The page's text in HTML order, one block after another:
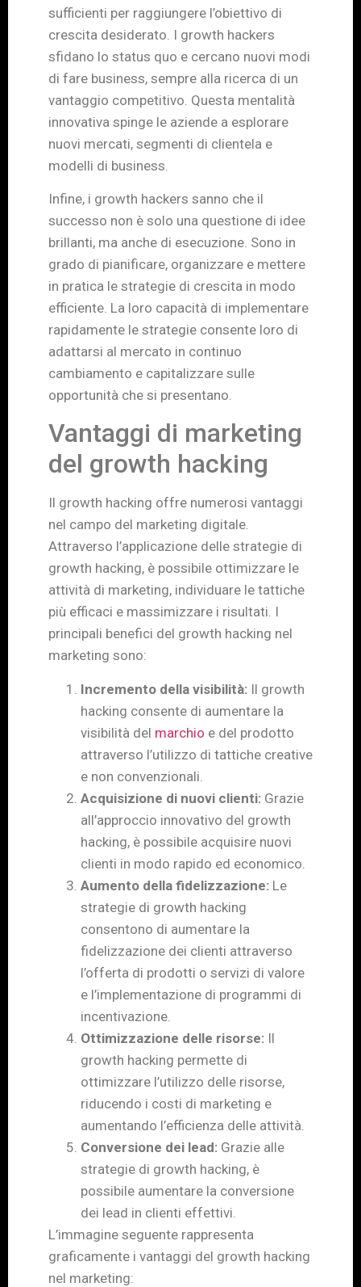
sufficienti per raggiungere l’obiettivo di
crescita desiderato. I growth hackers
sfidano lo status quo e cercano nuovi modi
di fare business, sempre alla ricerca di un
vantaggio competitivo. Questa mentalità
innovativa spinge le aziende a esplorare
nuovi mercati, segmenti di clientela e
modelli di business.
Infine, i growth hackers sanno che il
successo non è solo una questione di idee
brillanti, ma anche di esecuzione. Sono in
grado di pianificare, organizzare e mettere
in pratica le strategie di crescita in modo
efficiente. La loro capacità di implementare
rapidamente le strategie consente loro di
adattarsi al mercato in continuo
cambiamento e capitalizzare sulle
opportunità che si presentano.
Vantaggi di marketing
del growth hacking
Il growth hacking offre numerosi vantaggi
nel campo del marketing digitale.
Attraverso l’applicazione delle strategie di
growth hacking, è possibile ottimizzare le
attività di marketing, individuare le tattiche
più efficaci e massimizzare i risultati. I
principali benefici del growth hacking nel
marketing sono:
Incremento della visibilità: Il growth
hacking consente di aumentare la
visibilità del marchio e del prodotto
attraverso l’utilizzo di tattiche creative
e non convenzionali.
Acquisizione di nuovi clienti: Grazie
all’approccio innovativo del growth
hacking, è possibile acquisire nuovi
clienti in modo rapido ed economico.
Aumento della fidelizzazione: Le
strategie di growth hacking
consentono di aumentare la
fidelizzazione dei clienti attraverso
l’offerta di prodotti o servizi di valore
e l’implementazione di programmi di
incentivazione.
Ottimizzazione delle risorse: Il
growth hacking permette di
ottimizzare l’utilizzo delle risorse,
riducendo i costi di marketing e
aumentando l’efficienza delle attività.
Conversione dei lead: Grazie alle
strategie di growth hacking, è
possibile aumentare la conversione
dei lead in clienti effettivi.
L’immagine seguente rappresenta
graficamente i vantaggi del growth hacking
nel marketing: